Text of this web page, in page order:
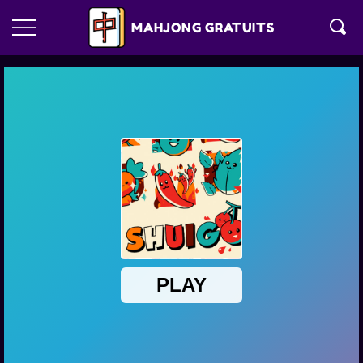
MAHJONG GRATUITS